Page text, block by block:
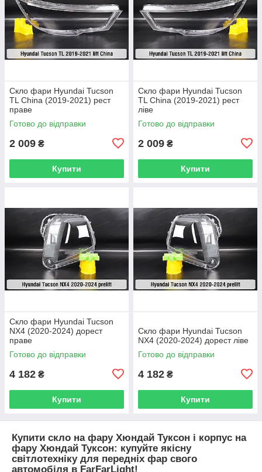
Скло фари Hyundai Tucson
TL China (2019-2021) рест
праве
Готово до відправки
2 009 ₴
Купити
Скло фари Hyundai Tucson
TL China (2019-2021) рест
ліве
Готово до відправки
2 009 ₴
Купити
Скло фари Hyundai Tucson
NX4 (2020-2024) дорест
праве
Готово до відправки
4 182 ₴
Купити
Скло фари Hyundai Tucson
NX4 (2020-2024) дорест ліве
Готово до відправки
4 182 ₴
Купити
Купити скло на фару Хюндай Туксон і корпус на
фару Хюндай Туксон: купуйте якісну
світлотехніку для передніх фар свого
автомобіля в FarFarLight!